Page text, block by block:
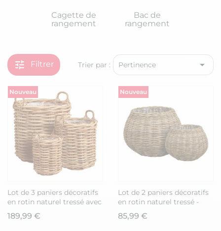
Cagette de
rangement
Bac de
rangement
tune Filtrer Trier par : Pertinence 
Nouveau
Lot de 3 paniers décoratifs
en rotin naturel tressé avec
anses - PRUNELLE
189,99 €
Nouveau
Lot de 2 paniers décoratifs
en rotin naturel tressé -
MALEK
85,99 €